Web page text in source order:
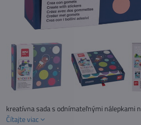
kreatívna sada s odnímateľnými nálepkami
Čítajte viac